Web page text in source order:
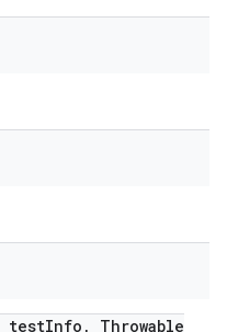
testInfo , Throwable